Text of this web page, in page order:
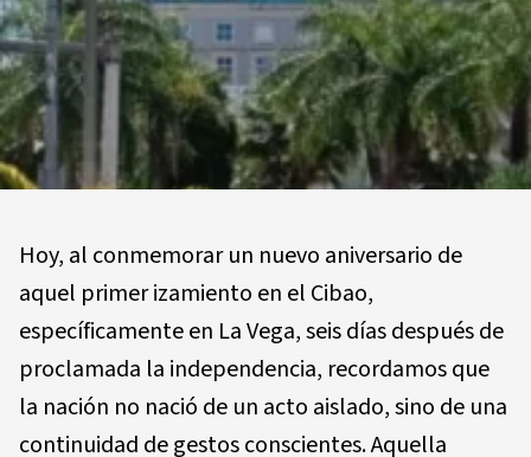
Hoy, al conmemorar un nuevo aniversario de
aquel primer izamiento en el Cibao,
específicamente en La Vega, seis días después de
proclamada la independencia, recordamos que
la nación no nació de un acto aislado, sino de una
continuidad de gestos conscientes. Aquella